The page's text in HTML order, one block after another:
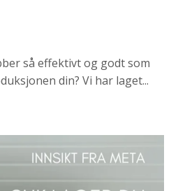
så effektivt og godt som
din? Vi har laget...